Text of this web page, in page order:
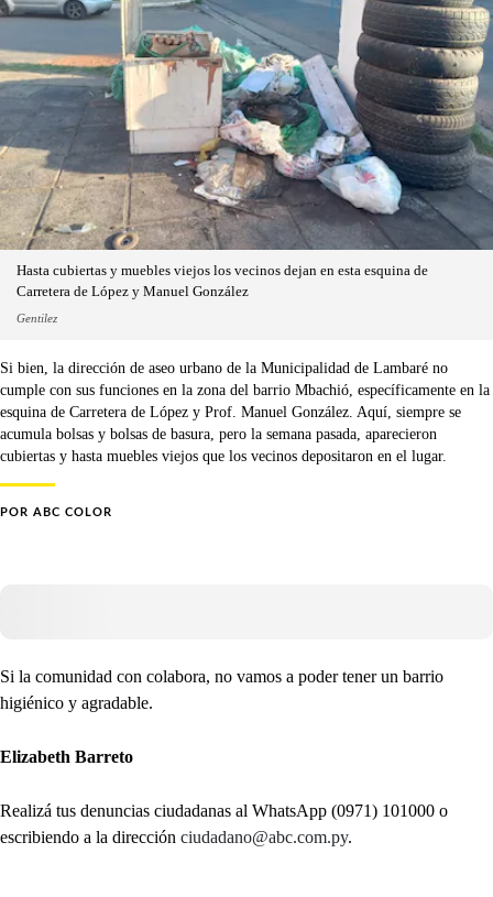
Hasta cubiertas y muebles viejos los vecinos dejan en esta esquina de
Carretera de López y Manuel González
Gentilez
Si bien, la dirección de aseo urbano de la Municipalidad de Lambaré no
cumple con sus funciones en la zona del barrio Mbachió, específicamente en la
esquina de Carretera de López y Prof. Manuel González. Aquí, siempre se
acumula bolsas y bolsas de basura, pero la semana pasada, aparecieron
cubiertas y hasta muebles viejos que los vecinos depositaron en el lugar.
POR ABC COLOR
Si la comunidad con colabora, no vamos a poder tener un barrio
higiénico y agradable.
Elizabeth Barreto
Realizá tus denuncias ciudadanas al WhatsApp (0971) 101000 o
escribiendo a la dirección ciudadano@abc.com.py.